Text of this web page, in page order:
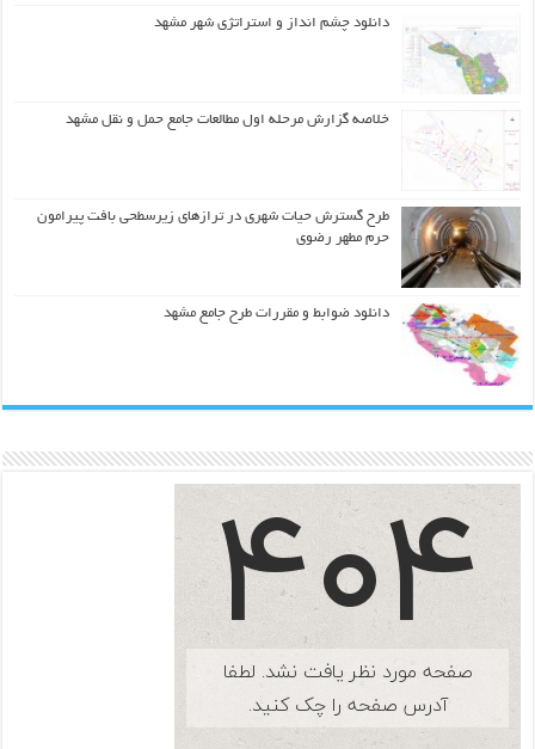
دانلود چشم انداز و استراتژی شهر مشهد
خلاصه گزارش مرحله اول مطالعات جامع حمل و نقل مشهد
طرح گسترش حیات شهري در ترازهاي زیرسطحی بافت پیرامون
حرم مطهر رضوي
دانلود ضوابط و مقررات طرح جامع مشهد